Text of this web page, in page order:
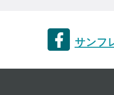
サンフ